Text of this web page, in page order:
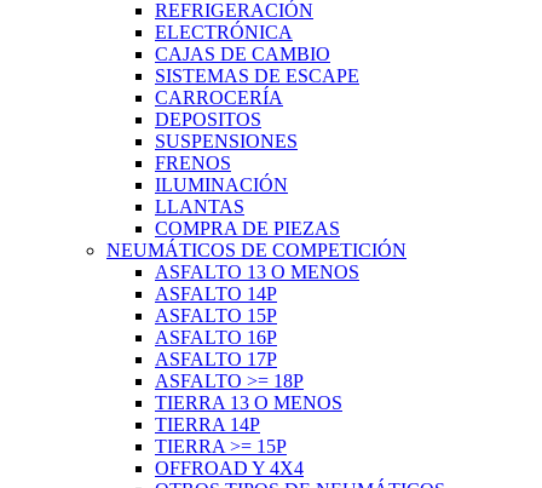
REFRIGERACIÓN
ELECTRÓNICA
CAJAS DE CAMBIO
SISTEMAS DE ESCAPE
CARROCERÍA
DEPOSITOS
SUSPENSIONES
FRENOS
ILUMINACIÓN
LLANTAS
COMPRA DE PIEZAS
NEUMÁTICOS DE COMPETICIÓN
ASFALTO 13 O MENOS
ASFALTO 14P
ASFALTO 15P
ASFALTO 16P
ASFALTO 17P
ASFALTO >= 18P
TIERRA 13 O MENOS
TIERRA 14P
TIERRA >= 15P
OFFROAD Y 4X4